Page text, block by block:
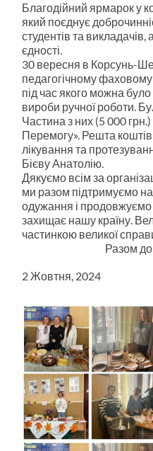
Благодійний ярмарок у
який поєднує
студентів та
єдності.
30 вересня в Корсунь-
педагогічному
під час якого можна
вироби ручної роботи.
Частина з них (5 000
Перемогу». Решта
лікування та
Бієву Анатолію.
Дякуємо всім за
ми разом підтримуємо
одужання і продовжуємо
захищає нашу країну.
частинкою великої
Разом
2 Жовтня, 2024